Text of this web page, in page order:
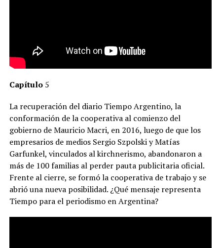
Capítulo 5
La recuperación del diario Tiempo Argentino, la
conformación de la cooperativa al comienzo del
gobierno de Mauricio Macri, en 2016, luego de que los
empresarios de medios Sergio Szpolski y Matías
Garfunkel, vinculados al kirchnerismo, abandonaron a
más de 100 familias al perder pauta publicitaria oficial.
Frente al cierre, se formó la cooperativa de trabajo y se
abrió una nueva posibilidad. ¿Qué mensaje representa
Tiempo para el periodismo en Argentina?